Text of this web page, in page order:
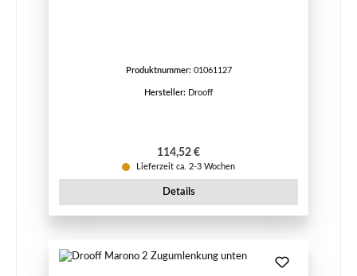
Produktnummer: 01061127
Hersteller: Drooff
Regulärer Preis:
114,52 €
Lieferzeit ca. 2-3 Wochen
Details